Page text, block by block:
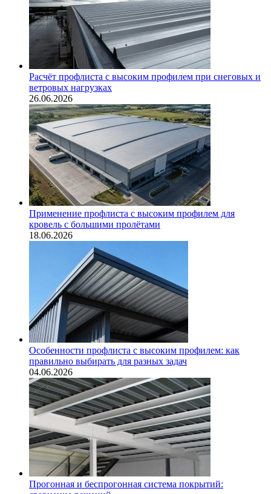
Расчёт профлиста с высоким профилем при снеговых и
ветровых нагрузках
26.06.2026
Применение профлиста с высоким профилем для
кровель с большими пролётами
18.06.2026
Особенности профлиста с высоким профилем: как
правильно выбирать для разных задач
04.06.2026
Прогонная и беспрогонная система покрытий: